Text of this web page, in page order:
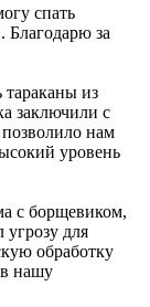
спать
Благодарю за
тараканы из
заключили с
нам
уровень
с борщевиком,
для
обработку
нашу